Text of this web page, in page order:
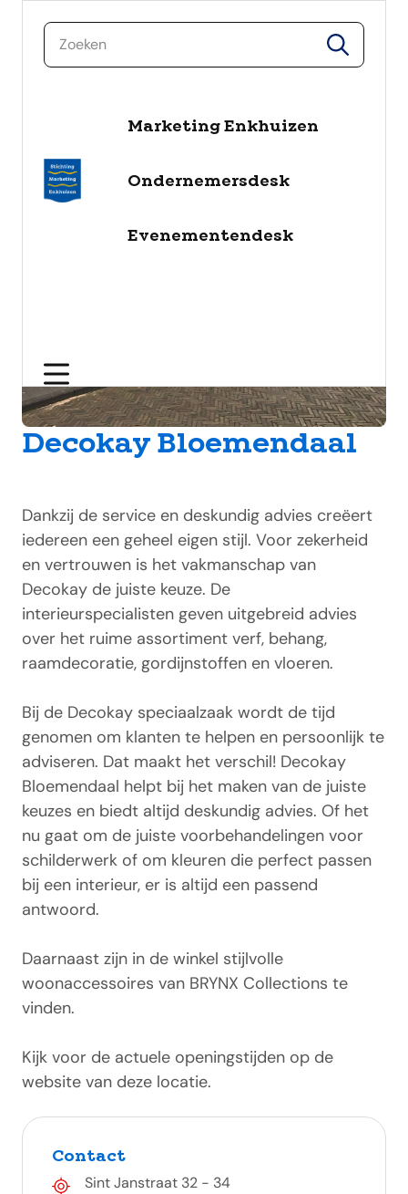
Marketing Enkhuizen
Ondernemersdesk
Evenementendesk
zoeken
zoeken
Decokay Bloemendaal
Dankzij de service en deskundig advies creëert
iedereen een geheel eigen stijl. Voor zekerheid
en vertrouwen is het vakmanschap van
Decokay de juiste keuze. De
interieurspecialisten geven uitgebreid advies
over het ruime assortiment verf, behang,
raamdecoratie, gordijnstoffen en vloeren.
Bij de Decokay speciaalzaak wordt de tijd
genomen om klanten te helpen en persoonlijk te
adviseren. Dat maakt het verschil! Decokay
Bloemendaal helpt bij het maken van de juiste
keuzes en biedt altijd deskundig advies. Of het
nu gaat om de juiste voorbehandelingen voor
schilderwerk of om kleuren die perfect passen
bij een interieur, er is altijd een passend
antwoord.
Daarnaast zijn in de winkel stijlvolle
woonaccessoires van BRYNX Collections te
vinden.
Kijk voor de actuele openingstijden op de
website van deze locatie.
Contact
Sint Janstraat 32 - 34